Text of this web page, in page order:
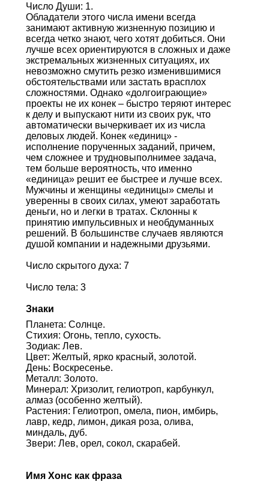
Число Души: 1.
Обладатели этого числа имени всегда
занимают активную жизненную позицию и
всегда четко знают, чего хотят добиться. Они
лучше всех ориентируются в сложных и даже
экстремальных жизненных ситуациях, их
невозможно смутить резко изменившимися
обстоятельствами или застать врасплох
сложностями. Однако «долгоиграющие»
проекты не их конек – быстро теряют интерес
к делу и выпускают нити из своих рук, что
автоматически вычеркивает их из числа
деловых людей. Конек «единиц» -
исполнение порученных заданий, причем,
чем сложнее и трудновыполнимее задача,
тем больше вероятность, что именно
«единица» решит ее быстрее и лучше всех.
Мужчины и женщины «единицы» смелы и
уверенны в своих силах, умеют заработать
деньги, но и легки в тратах. Склонны к
принятию импульсивных и необдуманных
решений. В большинстве случаев являются
душой компании и надежными друзьями.
Число скрытого духа: 7
Число тела: 3
Знаки
Планета: Солнце.
Стихия: Огонь, тепло, сухость.
Зодиак: Лев.
Цвет: Желтый, ярко красный, золотой.
День: Воскресенье.
Металл: Золото.
Минерал: Хризолит, гелиотроп, карбункул,
алмаз (особенно желтый).
Растения: Гелиотроп, омела, пион, имбирь,
лавр, кедр, лимон, дикая роза, олива,
миндаль, дуб.
Звери: Лев, орел, сокол, скарабей.
Имя Хонс как фраза